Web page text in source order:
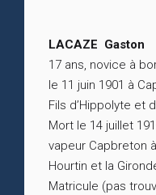
LACAZE Gaston
17 ans, novice à
le 11 juin 1901 à
Fils d’Hippolyte et
Mort le 14 juillet
vapeur Capbreton
Hourtin et la
Matricule (pas